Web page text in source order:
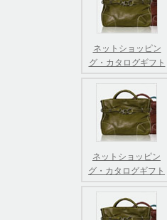
ネットショッピン
グ・カタログギフト
ネットショッピン
グ・カタログギフト